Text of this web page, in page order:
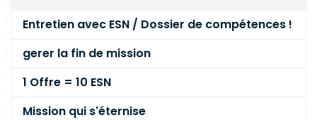
Entretien avec ESN / Dossier de compétences !
gerer la fin de mission
1 Offre = 10 ESN
Mission qui s'éternise